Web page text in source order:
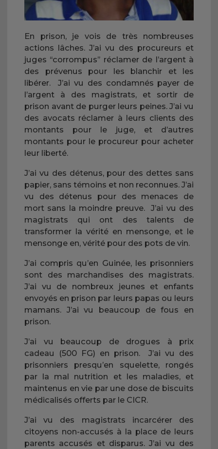
En prison, je vois de très nombreuses
actions lâches. J’ai vu des procureurs et
juges ‘‘corrompus’’ réclamer de l’argent à
des prévenus pour les blanchir et les
libérer. J’ai vu des condamnés payer de
l’argent à des magistrats, et sortir de
prison avant de purger leurs peines. J’ai vu
des avocats réclamer à leurs clients des
montants pour le juge, et d’autres
montants pour le procureur pour acheter
leur liberté.
J’ai vu des détenus, pour des dettes sans
papier, sans témoins et non reconnues. J’ai
vu des détenus pour des menaces de
mort sans la moindre preuve. J’ai vu des
magistrats qui ont des talents de
transformer la vérité en mensonge, et le
mensonge en, vérité pour des pots de vin.
J’ai compris qu’en Guinée, les prisonniers
sont des marchandises des magistrats.
J’ai vu de nombreux jeunes et enfants
envoyés en prison par leurs papas ou leurs
mamans. J’ai vu beaucoup de fous en
prison.
J’ai vu beaucoup de drogues à prix
cadeau (500 FG) en prison. J’ai vu des
prisonniers presqu’en squelette, rongés
par la mal nutrition et les maladies, et
maintenus en vie par une dose de biscuits
médicalisés offerts par le CICR.
J’ai vu des magistrats incarcérer des
citoyens non-accusés à la place de leurs
parents accusés et disparus. J’ai vu des